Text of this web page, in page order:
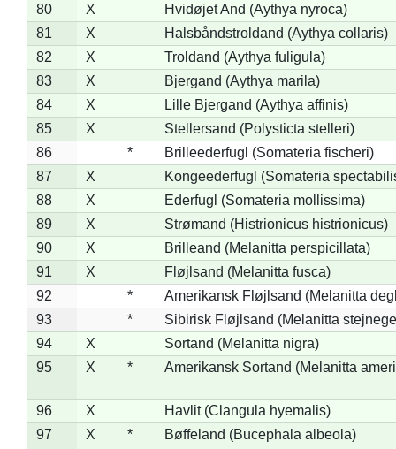
80
X
Hvidøjet And (Aythya nyroca)
81
X
Halsbåndstroldand (Aythya collaris)
82
X
Troldand (Aythya fuligula)
83
X
Bjergand (Aythya marila)
84
X
Lille Bjergand (Aythya affinis)
85
X
Stellersand (Polysticta stelleri)
86
*
Brilleederfugl (Somateria fischeri)
87
X
Kongeederfugl (Somateria
88
X
Ederfugl (Somateria mollissima)
89
X
Strømand (Histrionicus histrionicus)
90
X
Brilleand (Melanitta perspicillata)
91
X
Fløjlsand (Melanitta fusca)
92
*
Amerikansk Fløjlsand (Melanitta
93
*
Sibirisk Fløjlsand (Melanitta
94
X
Sortand (Melanitta nigra)
95
X * Amerikansk Sortand (Melanitta
96 X
Havlit (Clangula hyemalis)
97
X * Bøffeland (Bucephala albeola)